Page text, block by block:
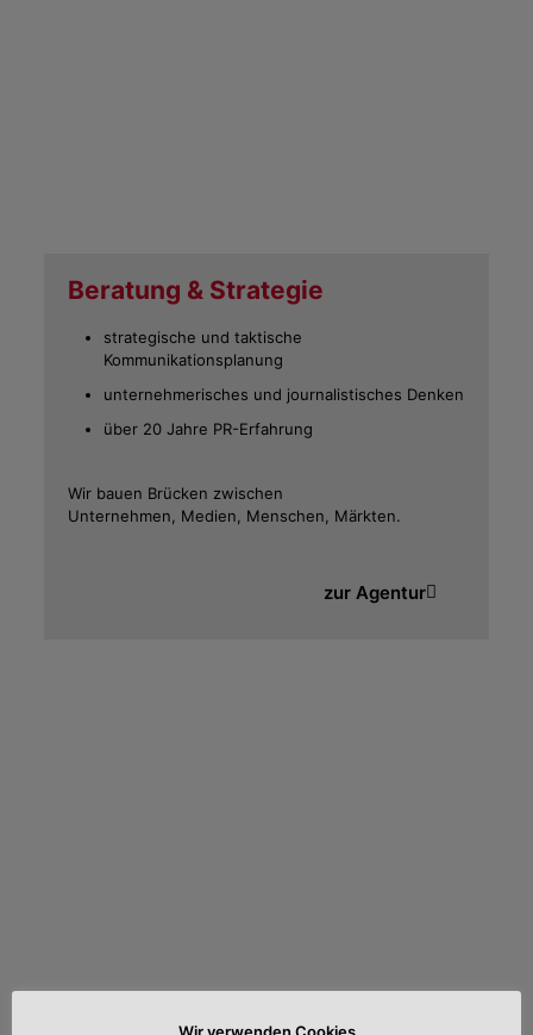
Beratung & Strategie
strategische und taktische
Kommunikationsplanung
unternehmerisches und journalistisches Denken
über 20 Jahre PR-Erfahrung
Wir bauen Brücken zwischen
Unternehmen, Medien, Menschen, Märkten.
zur Agentur
Wir verwenden Cookies